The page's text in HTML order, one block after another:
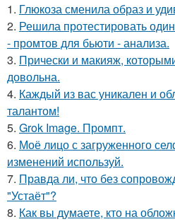
1. Глюкоза сменила образ и
2. Решила протестировать
- промтов для бьюти - анализа.
3. Прически и макияж,
довольна.
4. Каждый из вас уникален и
талантом!
5. Grok Image. Промпт.
6. Моё лицо с загруженного
изменений используй.
7. Правда ли, что без
"Устаёт"?
8. Как вы думаете, кто на